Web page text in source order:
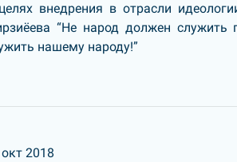
внедрения в отрасли
“Не народ должен служить
нашему народу!”
2018